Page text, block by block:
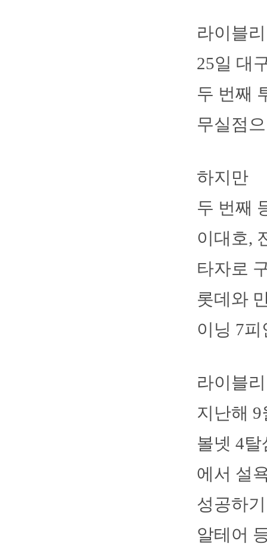
라이블
25일 대
두 번째
무실점
하지만
두 번째
이대호,
타자로
롯데와
이닝 7
라이블
지난해
볼넷 4
에서 설
성공하
알테어